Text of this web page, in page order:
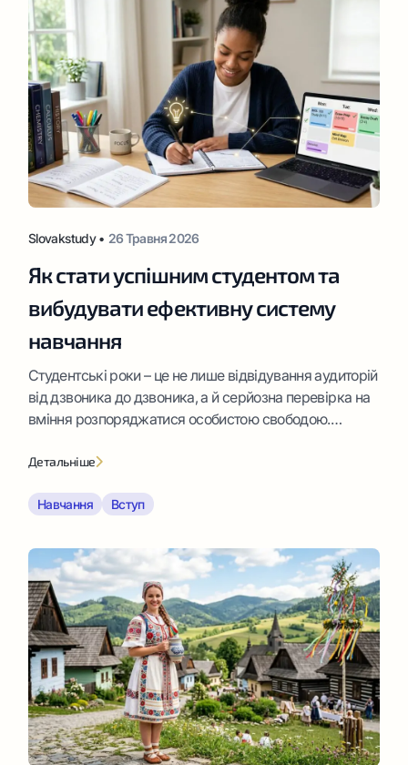
Slovakstudy • 26 Травня 2026
Як стати успішним студентом та
вибудувати ефективну систему
навчання
Студентські роки – це не лише відвідування аудиторій
від дзвоника до дзвоника, а й серйозна перевірка на
вміння розпоряджатися особистою свободою.
студентом, адже результат тут залежить від
Детальніше
Навчання Вступ